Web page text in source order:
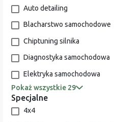
Auto detailing
Blacharstwo samochodowe
Chiptuning silnika
Diagnostyka samochodowa
Elektryka samochodowa
Pokaż wszystkie 29
Specjalne
4x4